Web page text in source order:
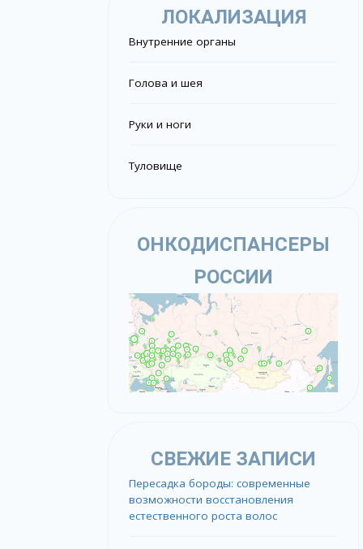
ЛОКАЛИЗАЦИЯ
Внутренние органы
Голова и шея
Руки и ноги
Туловище
ОНКОДИСПАНСЕРЫ
РОССИИ
СВЕЖИЕ ЗАПИСИ
Пересадка бороды: современные
возможности восстановления
естественного роста волос